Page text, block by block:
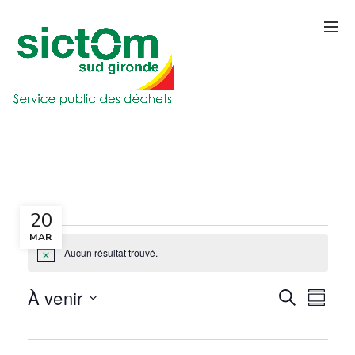
20
MAR
Évènements
Notice Aucun résultat trouvé.
et
de
À venir
la